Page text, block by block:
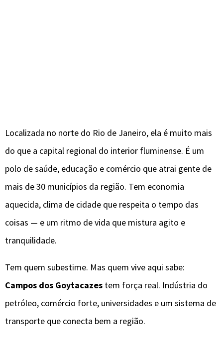
Localizada no norte do Rio de Janeiro, ela é muito mais
do que a capital regional do interior fluminense. É um
polo de saúde, educação e comércio que atrai gente de
mais de 30 municípios da região. Tem economia
aquecida, clima de cidade que respeita o tempo das
coisas — e um ritmo de vida que mistura agito e
tranquilidade.
Tem quem subestime. Mas quem vive aqui sabe:
Campos dos Goytacazes tem força real. Indústria do
petróleo, comércio forte, universidades e um sistema de
transporte que conecta bem a região.